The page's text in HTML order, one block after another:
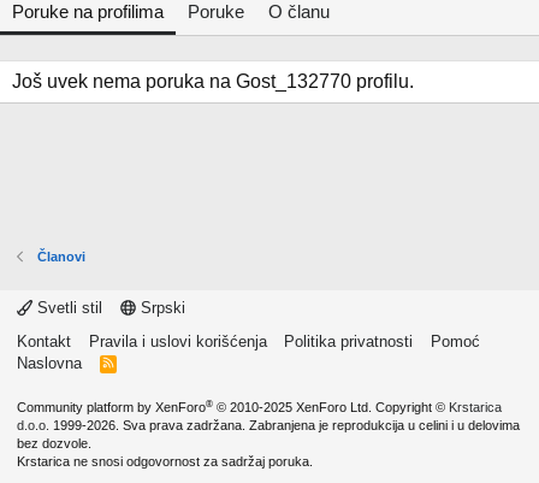
Poruke na profilima Poruke O članu
Još uvek nema poruka na Gost_132770 profilu.
Članovi
Svetli stil
Srpski
Kontakt
Pravila i uslovi korišćenja Politika privatnosti
Pomoć
Naslovna
R
Community platform by XenForo® © 2010-2025 XenForo Ltd. Copyright © Krstarica
d.o.o. 1999-2026. Sva prava zadržana. Zabranjena je reprodukcija u celini i u delovima
bez dozvole.
Krstarica ne snosi odgovornost za sadržaj poruka.